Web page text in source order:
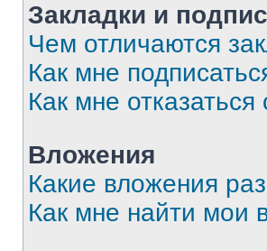
Закладки и
Чем отличаются
Как мне
Как мне отказаться
Вложения
Какие вложения
Как мне найти мои